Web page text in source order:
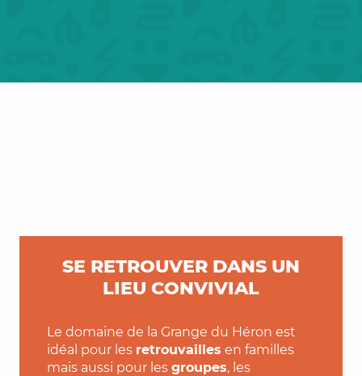
SE RETROUVER DANS UN
LIEU CONVIVIAL
Le domaine de la Grange du Héron est
idéal pour les retrouvailles en familles
mais aussi pour les groupes, les